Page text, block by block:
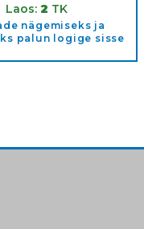
Laos:2 TK
nägemiseks ja
palun logige sisse